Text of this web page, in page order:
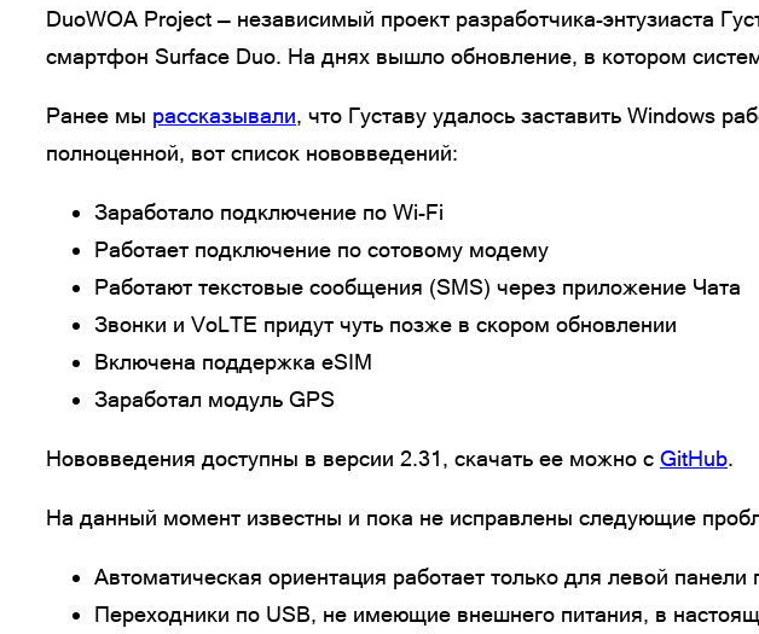
DuoWOA Project — независимый проект разработчика-энтузиаста
смартфон Surface Duo. На днях вышло обновление, в котором
Ранее мы рассказывали, что Густаву удалось заставить Windows
полноценной, вот список нововведений:
Заработало подключение по Wi-Fi
Работает подключение по сотовому модему
Работают текстовые сообщения (SMS) через приложение Чата
Звонки и VoLTE придут чуть позже в скором обновлении
Включена поддержка eSIM
Заработал модуль GPS
Нововведения доступны в версии 2.31, скачать ее можно с GitHub.
На данный момент известны и пока не исправлены следующие
Автоматическая ориентация работает только для левой
Переходники по USB, не имеющие внешнего питания, в